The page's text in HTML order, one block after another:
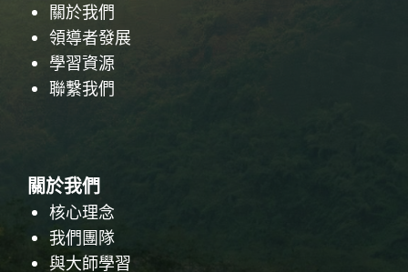
關於我們
領導者發展
學習資源
聯繫我們
關於我們
核心理念
我們團隊
與大師學習